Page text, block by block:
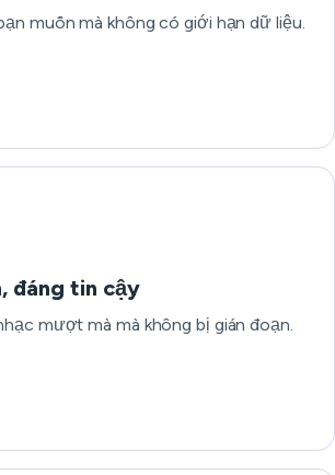
muốn mà không có giới hạn dữ liệu.
đáng tin cậy
mượt mà mà không bị gián đoạn.